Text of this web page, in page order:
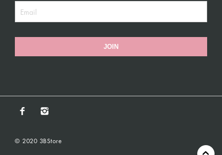
JOIN
© 2020 3BStore